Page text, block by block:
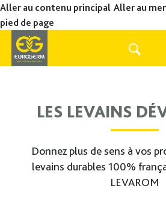
Aller au contenu principal Aller au
pied de page
LES LEVAINS
Donnez plus de sens à vos
levains durables 100%
LEVAROM